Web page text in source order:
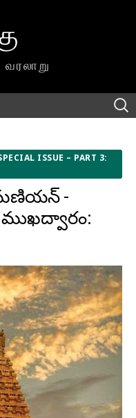
Searc
h for:
ISSUE – PART 3:
‍-